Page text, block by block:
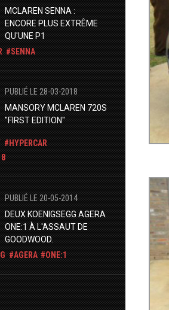
MCLAREN SENNA :
ENCORE PLUS EXTRÊME
QU'UNE P1
SENNA
PUBLIÉ LE 28-03-2018
MANSORY MCLAREN 720S
"FIRST EDITION"
HYPERCAR
PUBLIÉ LE 20-05-2014
DEUX KOENIGSEGG AGERA
ONE:1 À L'ASSAUT DE
GOODWOOD.
AGERA ONE:1